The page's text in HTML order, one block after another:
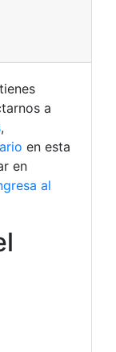
a
,
en esta
en
al